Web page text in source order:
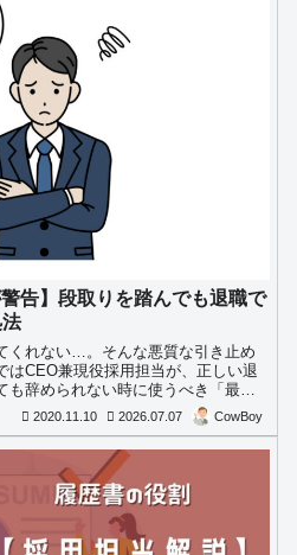
告】段取りを踏んでも退職で
くれない…。そんな悪質な引き止め
はCEO兼現役採用担当が、正しい退
辞められない時に使うべき「最終
2020.11.10 2026.07.07 CowBoy